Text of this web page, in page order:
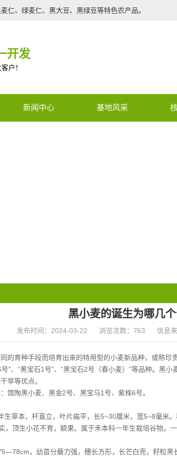
仁、绿麦仁、黑大豆、黑绿豆等特色农产品。
开发
户！
新闻中心 基地风采
黑小麦的诞生为哪几
发布时间：2024-03-22 浏览次数：763 信息
的育种手段而培育出来的特用型的小麦新品种，或称珍
号”、“黑宝石1号”、“黑宝石2号（春小麦）”等品种。黑
旱等优点。
馆陶黑小麦、黑金2号、黑宝马1号、紫株6号。
生草本，杆直立，叶片扁平，长5~30厘米，宽5~8毫米
，顶生小花不育，颖果。属于禾本科一年生栽培谷物。一
，幼苗分蘖力强，穗长方形，长芒白壳，籽粒